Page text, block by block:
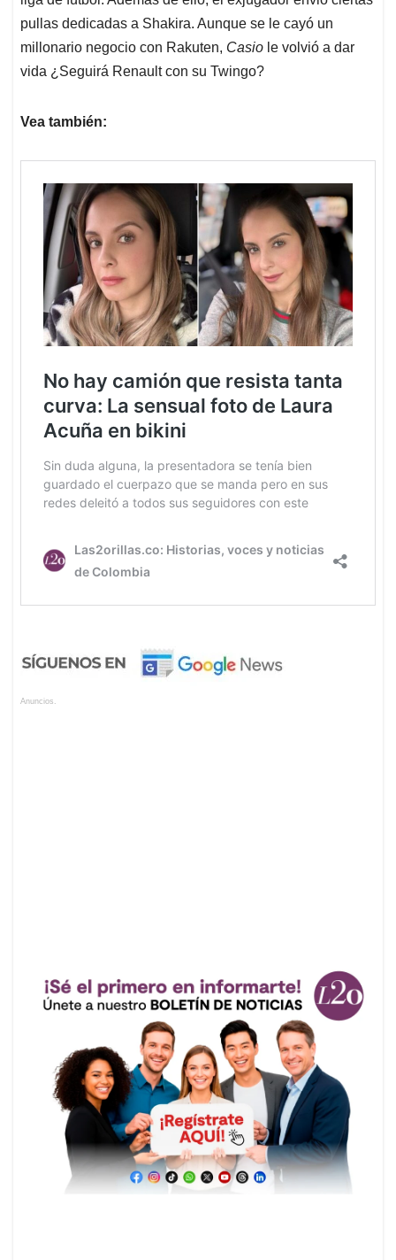
pullas dedicadas a Shakira. Aunque se le cayó un
millonario negocio con Rakuten, Casio le volvió a dar
vida ¿Seguirá Renault con su Twingo?
Vea también:
Anuncios.